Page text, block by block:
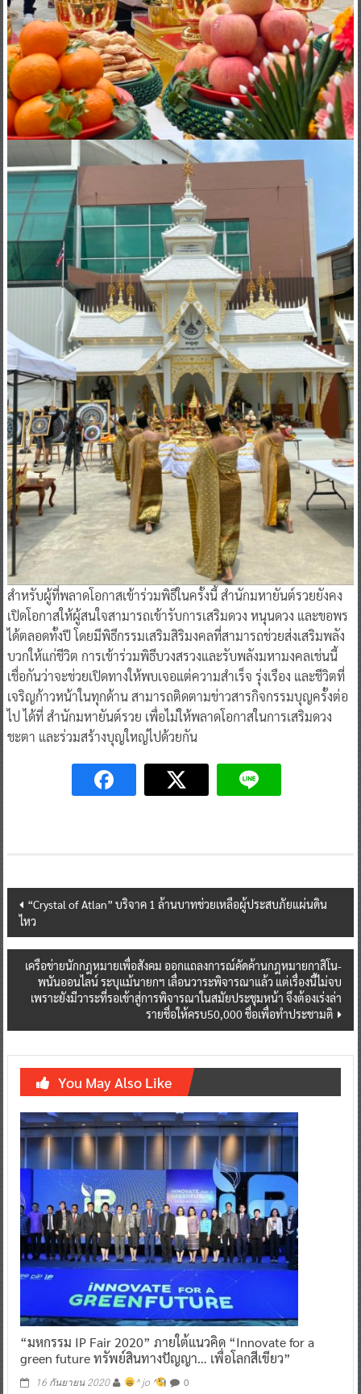
สำหรับผู้ที่พลาดโอกาสเข้าร่วมพิธีในครั้งนี้ สำนักมหายันต์รวยยังคง
เปิดโอกาสให้ผู้สนใจสามารถเข้ารับการเสริมดวง หนุนดวง และขอพร
ได้ตลอดทั้งปี โดยมีพิธีกรรมเสริมสิริมงคลที่สามารถช่วยส่งเสริมพลัง
บวกให้แก่ชีวิต การเข้าร่วมพิธีบวงสรวงและรับพลังมหามงคลเช่นนี้
เชื่อกันว่าจะช่วยเปิดทางให้พบเจอแต่ความสำเร็จ รุ่งเรือง และชีวิตที่
เจริญก้าวหน้าในทุกด้าน สามารถติดตามข่าวสารกิจกรรมบุญครั้งต่อ
ไป ได้ที่ สำนักมหายันต์รวย เพื่อไม่ให้พลาดโอกาสในการเสริมดวง
ชะตา และร่วมสร้างบุญใหญ่ไปด้วยกัน
Post
navigation
“Crystal of Atlan” บริจาค 1 ล้านบาทช่วยเหลือผู้ประสบภัยแผ่นดิน
ไหว
เครือข่ายนักกฎหมายเพื่อสังคม ออกแถลงการณ์คัดค้านกฎหมายกาสิโน-
พนันออนไลน์ ระบุแม้นายกฯ เลื่อนวาระพิจารณาแล้ว แต่เรื่องนี้ไม่จบ
เพราะยังมีวาระที่รอเข้าสู่การพิจารณาในสมัยประชุมหน้า จึงต้องเร่งล่า
รายชื่อให้ครบ50,000 ชื่อเพื่อทำประชามติ
You May Also Like
“มหกรรม IP Fair 2020” ภายใต้แนวคิด “Innovate for a
green future ทรัพย์สินทางปัญญา… เพื่อโลกสีเขียว”
16 กันยายน 2020 ^ jo ^ 0